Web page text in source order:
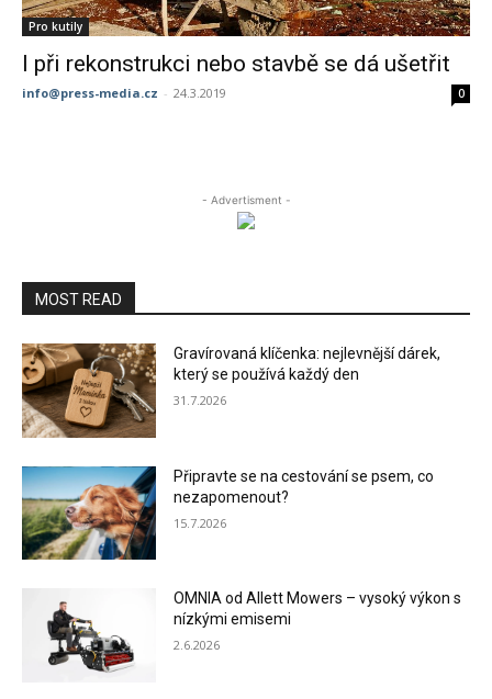
Pro kutily
I při rekonstrukci nebo stavbě se dá ušetřit
info@press-media.cz - 24.3.2019 0
- Advertisment -
MOST READ
Gravírovaná klíčenka: nejlevnější dárek,
který se používá každý den
31.7.2026
Připravte se na cestování se psem, co
nezapomenout?
15.7.2026
OMNIA od Allett Mowers – vysoký výkon s
nízkými emisemi
2.6.2026